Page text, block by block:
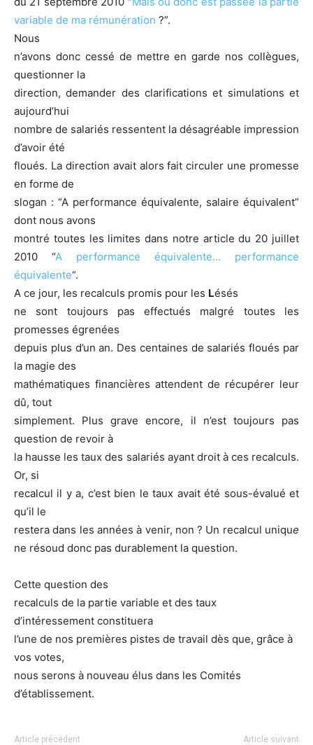
variable de ma rémunération ?”.
Nous
n’avons donc cessé de mettre en garde nos collègues,
questionner la
direction, demander des clarifications et simulations et
aujourd’hui
nombre de salariés ressentent la désagréable impression
d’avoir été
floués. La direction avait alors fait circuler une promesse
en forme de
slogan : “A performance équivalente, salaire équivalent”
dont nous avons
montré toutes les limites dans notre article du 20 juillet
2010 “A performance équivalente… performance
équivalente“.
A ce jour, les recalculs promis pour les Lésés
ne sont toujours pas effectués malgré toutes les
promesses égrenées
depuis plus d’un an. Des centaines de salariés floués par
la magie des
mathématiques financières attendent de récupérer leur
dû, tout
simplement. Plus grave encore, il n’est toujours pas
question de revoir à
la hausse les taux des salariés ayant droit à ces recalculs.
Or, si
recalcul il y a, c’est bien le taux avait été sous-évalué et
qu’il le
restera dans les années à venir, non ? Un recalcul unique
ne résoud donc pas durablement la question.
Cette question des
recalculs de la partie variable et des taux
d’intéressement constituera
l’une de nos premières pistes de travail dès que, grâce à
vos votes,
nous serons à nouveau élus dans les Comités
d’établissement.
Article précédent Article suivant